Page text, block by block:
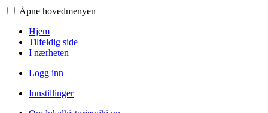
Åpne hovedmenyen
Hjem
Tilfeldig side
I nærheten
Logg inn
Innstillinger